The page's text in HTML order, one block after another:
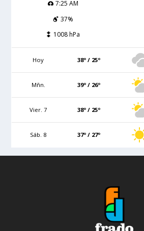
7:25 AM
37%
1008 hPa
Hoy 38º / 25º
Mñn. 39º / 26º
Vier. 7 38º / 25º
Sáb. 8 37º / 27º